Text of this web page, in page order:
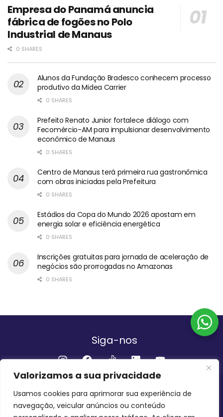
Valorizamos a sua privacidade
Usamos cookies para aprimorar sua experiência de
navegação, veicular anúncios ou conteúdo
Empresa do Panamá anuncia
fábrica de fogões no Polo
Industrial de Manaus
0 SHARES
Alunos da Fundação Bradesco conhecem processo
produtivo da Midea Carrier
0 SHARES
Prefeito Renato Junior fortalece diálogo com
Fecomércio-AM para impulsionar desenvolvimento
econômico de Manaus
0 SHARES
Centro de Manaus terá primeira rua gastronômica
com obras iniciadas pela Prefeitura
0 SHARES
Estádios da Copa do Mundo 2026 apostam em
energia solar e eficiência energética
0 SHARES
Inscrições gratuitas para jornada de aceleração de
negócios são prorrogadas no Amazonas
0 SHARES
Siga-nos
Institucional
QUEM SOMOS FALE CONOSCO